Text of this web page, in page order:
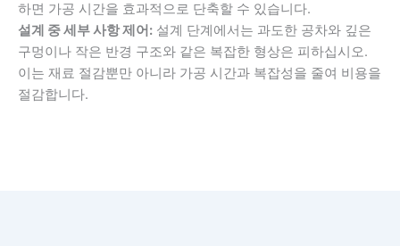
하면 가공 시간을 효과적으로 단축할 수 있습니다.
설계 중 세부 사항 제어: 설계 단계에서는 과도한 공차와 깊은
구멍이나 작은 반경 구조와 같은 복잡한 형상은 피하십시오.
이는 재료 절감뿐만 아니라 가공 시간과 복잡성을 줄여 비용을
절감합니다.